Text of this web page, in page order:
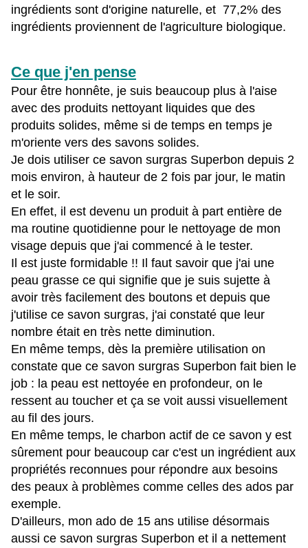
ingrédients sont d'origine naturelle, et 77,2% des
ingrédients proviennent de l'agriculture biologique.
Ce que j'en pense
Pour être honnête, je suis beaucoup plus à l'aise
avec des produits nettoyant liquides que des
produits solides, même si de temps en temps je
m'oriente vers des savons solides.
Je dois utiliser ce savon surgras Superbon depuis 2
mois environ, à hauteur de 2 fois par jour, le matin
et le soir.
En effet, il est devenu un produit à part entière de
ma routine quotidienne pour le nettoyage de mon
visage depuis que j'ai commencé à le tester.
Il est juste formidable !! Il faut savoir que j'ai une
peau grasse ce qui signifie que je suis sujette à
avoir très facilement des boutons et depuis que
j'utilise ce savon surgras, j'ai constaté que leur
nombre était en très nette diminution.
En même temps, dès la première utilisation on
constate que ce savon surgras Superbon fait bien le
job : la peau est nettoyée en profondeur, on le
ressent au toucher et ça se voit aussi visuellement
au fil des jours.
En même temps, le charbon actif de ce savon y est
sûrement pour beaucoup car c'est un ingrédient aux
propriétés reconnues pour répondre aux besoins
des peaux à problèmes comme celles des ados par
exemple.
D'ailleurs, mon ado de 15 ans utilise désormais
aussi ce savon surgras Superbon et il a nettement